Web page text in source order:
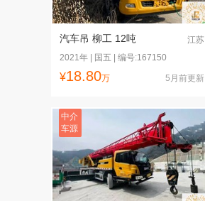
汽车吊 柳工 12吨
江苏
2021年 | 国五 | 编号:167150
¥18.80万 5月前更新
中介
车源